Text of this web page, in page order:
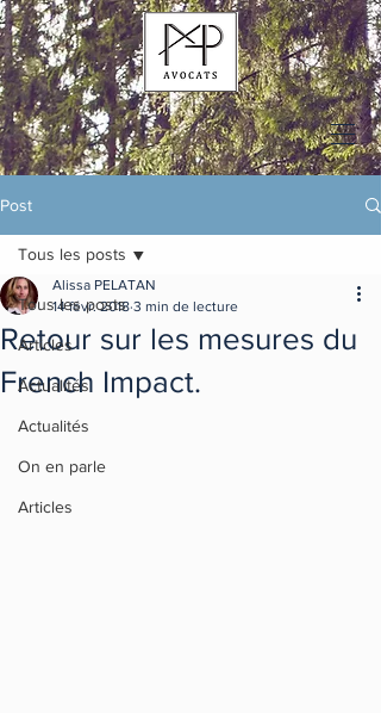
Post
Tous les posts
Articles
Actualités
Actualités
On en parle
Articles
Tous les posts
Retour sur les mesures du
French Impact.
Alissa PELATAN
14 févr. 2018 3 min de lecture